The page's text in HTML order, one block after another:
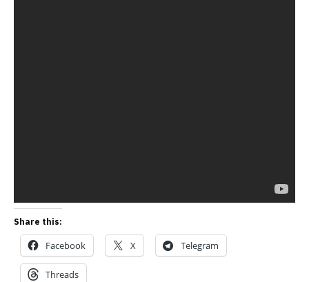
Share this:
Facebook X Telegram
Threads